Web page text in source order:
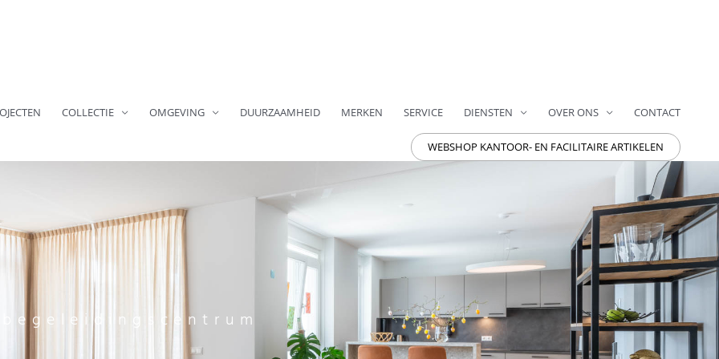
COLLECTIE OMGEVING DUURZAAMHEID MERKEN SERVICE DIENSTEN OVER ONS CONTACT
WEBSHOP KANTOOR- EN FACILITAIRE ARTIKELEN